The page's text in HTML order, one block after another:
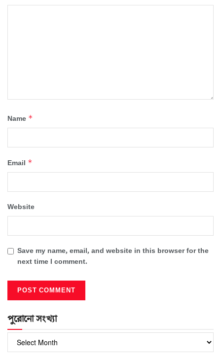
Name *
Email *
Website
Save my name, email, and website in this browser for the
next time I comment.
পুরোনো সংখ্যা
সংখ্যা